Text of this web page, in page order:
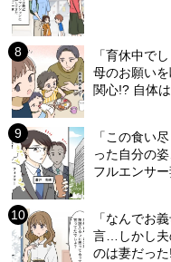
「育休中で
母のお願い
関心!? 自体
「この食い
った自分の
フルエンサ
「なんでお
言…しかし夫
のは妻だっ